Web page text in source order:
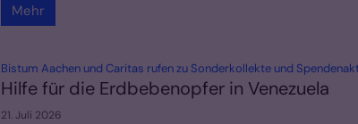
Mehr
Bistum Aachen und Caritas rufen zu Sonderkollekte und
Hilfe für die Erdbebenopfer in Venezuela
21. Juli 2026